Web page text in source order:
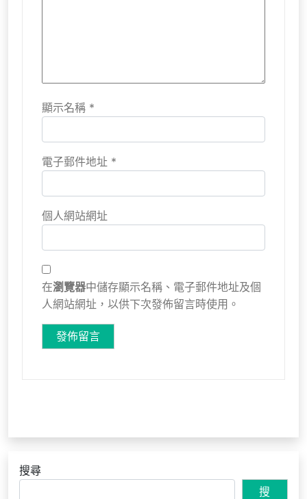
顯示名稱 *
電子郵件地址 *
個人網站網址
在瀏覽器中儲存顯示名稱、電子郵件地址及個
人網站網址，以供下次發佈留言時使用。
搜尋
搜